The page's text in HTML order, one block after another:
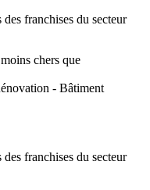
franchises du secteur
chers que
- Bâtiment
franchises du secteur